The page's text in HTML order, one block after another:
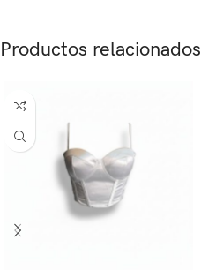
Productos relacionados